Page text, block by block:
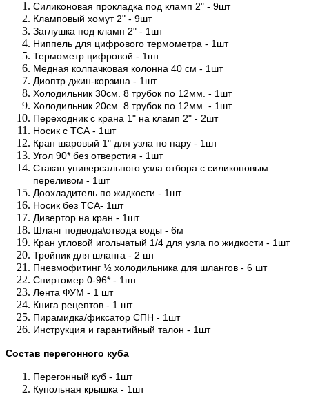
Силиконовая прокладка под кламп 2" - 9шт
Кламповый хомут 2" - 9шт
Заглушка под кламп 2" - 1шт
Ниппель для цифрового термометра - 1шт
Термометр цифровой - 1шт
Медная колпачковая колонна 40 см - 1шт
Диоптр джин-корзина - 1шт
Холодильник 30см. 8 трубок по 12мм. - 1шт
Холодильник 20см. 8 трубок по 12мм. - 1шт
Переходник с крана 1" на кламп 2" - 2шт
Носик с ТСА - 1шт
Кран шаровый 1" для узла по пару - 1шт
Угол 90* без отверстия - 1шт
Стакан универсального узла отбора с силиконовым
переливом - 1шт
Доохладитель по жидкости - 1шт
Носик без ТСА- 1шт
Дивертор на кран - 1шт
Шланг подвода\отвода воды - 6м
Кран угловой игольчатый 1/4 для узла по жидкости - 1шт
Тройник для шланга - 2 шт
Пневмофитинг ½ холодильника для шлангов - 6 шт
Спиртомер 0-96* - 1шт
Лента ФУМ - 1 шт
Книга рецептов - 1 шт
Пирамидка/фиксатор СПН - 1шт
Инструкция и гарантийный талон - 1шт
Состав перегонного куба
Перегонный куб - 1шт
Купольная крышка - 1шт